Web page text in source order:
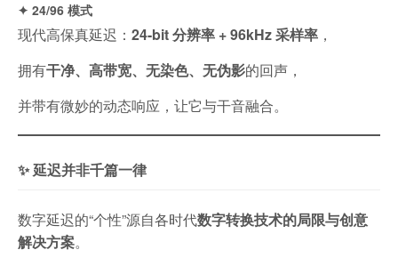
✦ 24/96 模式
现代高保真延迟： 24-bit 分辨率 + 96kHz 采样率 ，
拥有干净、高带宽、无染色、无伪影的回声，
并带有微妙的动态响应，让它与干音融合。
✨ 延迟并非千篇一律
数字延迟的“个性”源自各时代数字转换技术的局限与创意
解决方案。